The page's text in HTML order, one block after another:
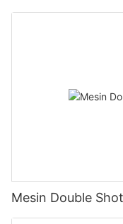
Mesin Double